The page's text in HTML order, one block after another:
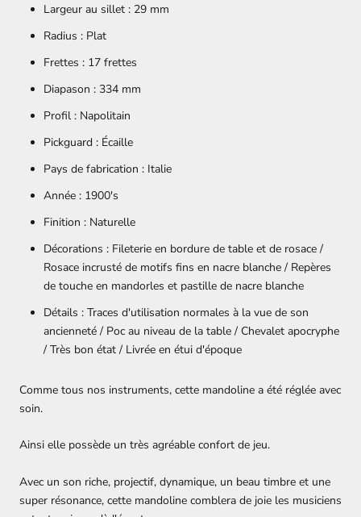
Largeur au sillet : 29 mm
Radius : Plat
Frettes : 17 frettes
Diapason : 334 mm
Profil : Napolitain
Pickguard : Écaille
Pays de fabrication : Italie
Année : 1900's
Finition : Naturelle
Décorations : Fileterie en bordure de table et de rosace /
Rosace incrusté de motifs fins en nacre blanche / Repères
de touche en mandorles et pastille de nacre blanche
Détails : Traces d'utilisation normales à la vue de son
ancienneté / Poc au niveau de la table / Chevalet apocryphe
/ Très bon état / Livrée en étui d'époque
Comme tous nos instruments, cette mandoline a été réglée avec
soin.
Ainsi elle possède un très agréable confort de jeu.
Avec un son riche, projectif, dynamique, un beau timbre et une
super résonance, cette mandoline comblera de joie les musiciens